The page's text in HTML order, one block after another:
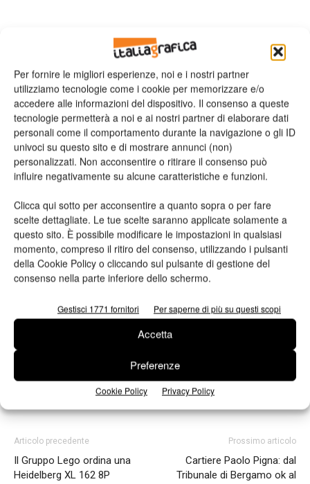
Per fornire le migliori esperienze, noi e i nostri partner
utilizziamo tecnologie come i cookie per memorizzare e/o
accedere alle informazioni del dispositivo. Il consenso a queste
tecnologie permetterà a noi e ai nostri partner di elaborare dati
personali come il comportamento durante la navigazione o gli ID
univoci su questo sito e di mostrare annunci (non)
personalizzati. Non acconsentire o ritirare il consenso può
influire negativamente su alcune caratteristiche e funzioni.
Clicca qui sotto per acconsentire a quanto sopra o per fare
scelte dettagliate. Le tue scelte saranno applicate solamente a
questo sito. È possibile modificare le impostazioni in qualsiasi
momento, compreso il ritiro del consenso, utilizzando i pulsanti
della Cookie Policy o cliccando sul pulsante di gestione del
consenso nella parte inferiore dello schermo.
Gestisci 1771 fornitori Per saperne di più su questi scopi
Accetta
Preferenze
Cookie Policy Privacy Policy
LEF-300 è la nuova stampante UV della serie VersaUV che permetterà agli operatori
di essere ancora più produttivi.
Articolo precedente
Il Gruppo Lego ordina una
Heidelberg XL 162 8P
Prossimo articolo
Cartiere Paolo Pigna: dal
Tribunale di Bergamo ok al